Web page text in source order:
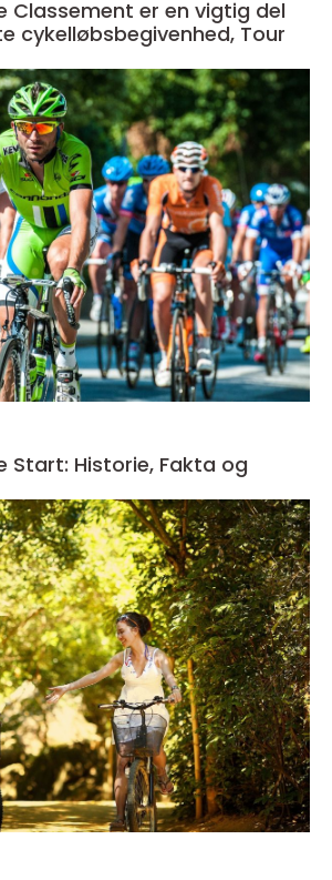
Classement er en vigtig del
cykelløbsbegivenhed, Tour
Start: Historie, Fakta og